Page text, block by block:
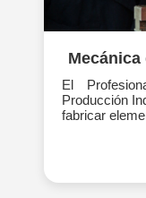
El
Producción
fabricar